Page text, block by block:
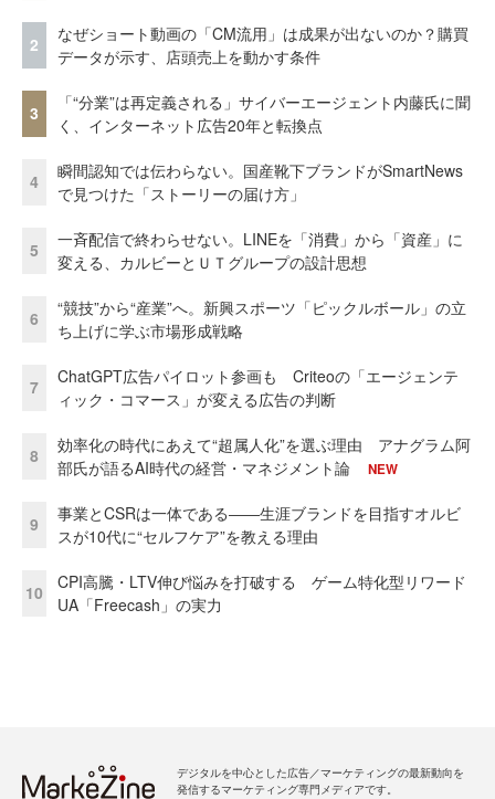
2
なぜショート動画の「CM流用」は成果が出ないのか？購買
データが示す、店頭売上を動かす条件
3
「“分業”は再定義される」サイバーエージェント内藤氏に聞
く、インターネット広告20年と転換点
4
瞬間認知では伝わらない。国産靴下ブランドがSmartNews
で見つけた「ストーリーの届け方」
5
一斉配信で終わらせない。LINEを「消費」から「資産」に
変える、カルビーとＵＴグループの設計思想
6
“競技”から“産業”へ。新興スポーツ「ピックルボール」の立
ち上げに学ぶ市場形成戦略
7
ChatGPT広告パイロット参画も Criteoの「エージェンテ
ィック・コマース」が変える広告の判断
8
効率化の時代にあえて“超属人化”を選ぶ理由 アナグラム阿
部氏が語るAI時代の経営・マネジメント論
NEW
9
事業とCSRは一体である――生涯ブランドを目指すオルビ
スが10代に“セルフケア”を教える理由
10
CPI高騰・LTV伸び悩みを打破する ゲーム特化型リワード
UA「Freecash」の実力
デジタルを中心とした広告／マーケティングの最新動向を
発信するマーケティング専門メディアです。